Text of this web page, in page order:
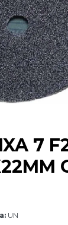
7
UN